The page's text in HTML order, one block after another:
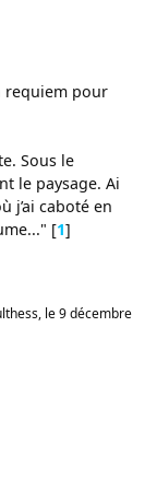
requiem pour
Sous le
le paysage. Ai
j’ai caboté en
[1]
le 9 décembre